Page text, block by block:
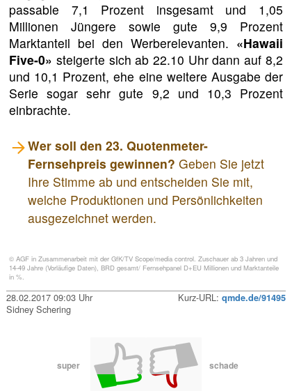
passable 7,1 Prozent insgesamt und 1,05
Millionen Jüngere sowie gute 9,9 Prozent
Marktanteil bei den Werberelevanten. «Hawaii
Five-0» steigerte sich ab 22.10 Uhr dann auf 8,2
und 10,1 Prozent, ehe eine weitere Ausgabe der
Serie sogar sehr gute 9,2 und 10,3 Prozent
einbrachte.
Wer soll den 23. Quotenmeter-
Fernsehpreis gewinnen? Geben Sie jetzt
Ihre Stimme ab und entscheiden Sie mit,
welche Produktionen und Persönlichkeiten
ausgezeichnet werden.
© AGF in Zusammenarbeit mit der GfK/TV Scope/media control. Zuschauer ab 3 Jahren und
14-49 Jahre (Vorläufige Daten), BRD gesamt/ Fernsehpanel D+EU Millionen und Marktanteile
in %.
28.02.2017 09:03 Uhr Kurz-URL: qmde.de/91495
Sidney Schering
super schade